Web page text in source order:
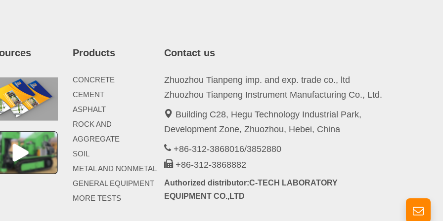
Products
CONCRETE
CEMENT
ASPHALT
ROCK AND
AGGREGATE
SOIL
METAL AND NONMETAL
GENERAL EQUIPMENT
MORE TESTS
Contact us
Zhuozhou Tianpeng imp. and exp. trade co., ltd
Zhuozhou Tianpeng Instrument Manufacturing Co., Ltd.
Building C28, Hegu Technology Industrial Park,
Development Zone, Zhuozhou, Hebei, China
+86-312-3868016/3852880
+86-312-3868882
Authorized distributor:C-TECH LABORATORY
EQUIPMENT CO.,LTD